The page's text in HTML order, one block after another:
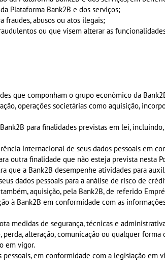
Plataforma Bank2B e dos serviços;
fraudes, abusos ou atos ilegais;
ou que visem alterar as
que componham o grupo econômico da
operações societárias como aquisição,
para finalidades previstas em lei,
internacional de seus dados pessoais em
outra finalidade que não esteja prevista nesta
que a Bank2B desempenhe atividades para
dados pessoais para a análise de risco de
aquisição, pela Bank2B, de referido
à Bank2B em conformidade com as
medidas de segurança, técnicas e
alteração, comunicação ou qualquer
em vigor.
em conformidade com a legislação em